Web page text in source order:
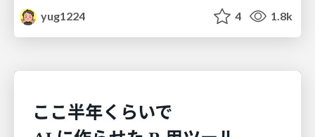
yug1224
4 1.8k